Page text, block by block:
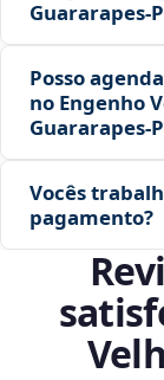
Posso
no Engenho
Vocês
pagamento?